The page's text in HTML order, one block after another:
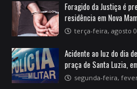
Foragido da Justiça é
residência em Nova
terça-feira, agosto
Acidente ao luz do dia
praça de Santa Luzia,
segunda-feira,